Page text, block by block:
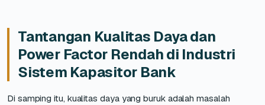
Tantangan Kualitas Daya dan
Power Factor Rendah di Industri
Sistem Kapasitor Bank
Di samping itu, kualitas daya yang buruk adalah masalah